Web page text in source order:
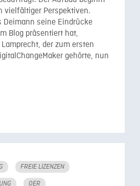
vielfältiger Perspektiven.
Deimann seine Eindrücke
Blog präsentiert hat,
der zum ersten
gehörte, nun
FREIE LIZENZEN
OER